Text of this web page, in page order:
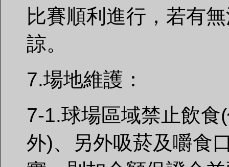
比賽順利進行，若有
諒。
7.場地維護：
7-1.球場區域禁止飲
外)、另外吸菸及嚼食